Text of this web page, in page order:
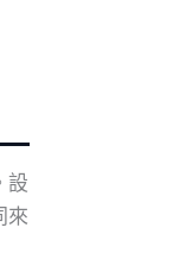
設
來